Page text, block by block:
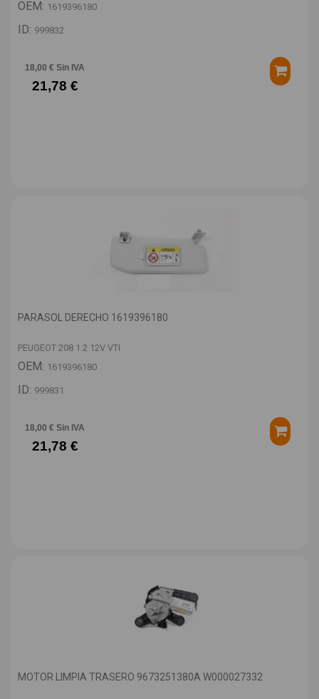
OEM: 1619396180
ID: 999832
18,00 € Sin IVA
21,78 €
PARASOL DERECHO 1619396180
PEUGEOT 208 1.2 12V VTI
OEM: 1619396180
ID: 999831
18,00 € Sin IVA
21,78 €
MOTOR LIMPIA TRASERO 9673251380A W000027332